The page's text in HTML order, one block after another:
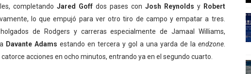
completando Jared Goffdos pases con Josh Reynolds y Robert
lo que empujó para ver otro tiro de campo y empatar a tres.
de Rodgers y carreras especialmente de Jamaal Williams,
Davante Adams estando en tercera y gol a una yarda de la endzone.
acciones en ocho minutos, entrando ya en el segundo cuarto.